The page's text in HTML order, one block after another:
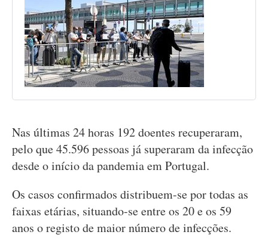
Nas últimas 24 horas 192 doentes recuperaram,
pelo que 45.596 pessoas já superaram da infecção
desde o início da pandemia em Portugal.
Os casos confirmados distribuem-se por todas as
faixas etárias, situando-se entre os 20 e os 59
anos o registo de maior número de infecções.